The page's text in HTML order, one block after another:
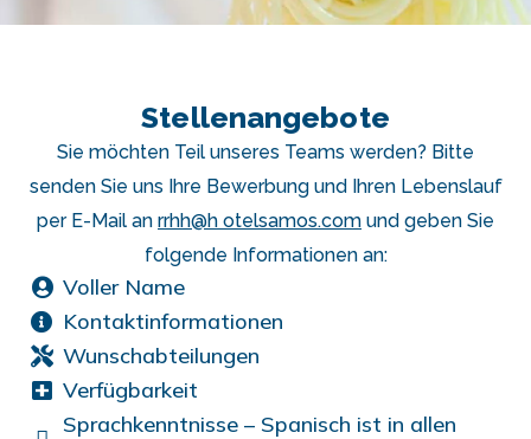
Stellenangebote
Sie möchten Teil unseres Teams werden? Bitte
senden Sie uns Ihre Bewerbung und Ihren Lebenslauf
per E-Mail an rrhh@h otelsamos.com und geben Sie
folgende Informationen an:
Voller Name
Kontaktinformationen
Wunschabteilungen
Verfügbarkeit
Sprachkenntnisse – Spanisch ist in allen